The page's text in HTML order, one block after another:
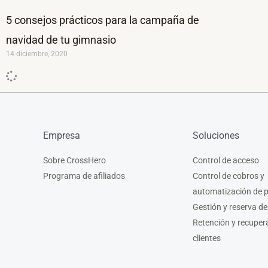
5 consejos prácticos para la campaña de
navidad de tu gimnasio
14 diciembre, 2020
Empresa
Sobre CrossHero
Programa de afiliados
Soluciones
Control de acceso
Control de cobros y
automatización de
Gestión y reserva
Retención y
clientes